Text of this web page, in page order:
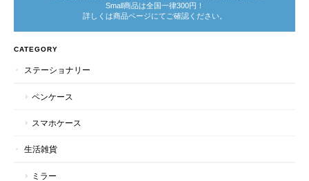
Small商品は全国一律300円！
詳しくは商品ページにてご確認ください。
CATEGORY
ステーショナリー
ペンケース
スマホケース
生活雑貨
ミラー